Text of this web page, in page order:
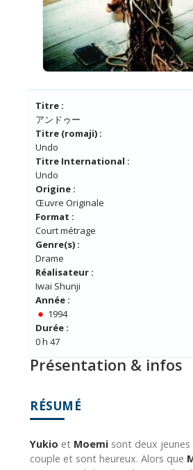
Titre :
アンドゥー
Titre (romaji) :
Undo
Titre International :
Undo
Origine :
Œuvre Originale
Format :
Court métrage
Genre(s) :
Drame
Réalisateur :
Iwai Shunji
Année :
1994
Durée :
0 h 47
Présentation & infos
RÉSUMÉ
Yukio et Moemi sont deux
couple et sont heureux. Alors que